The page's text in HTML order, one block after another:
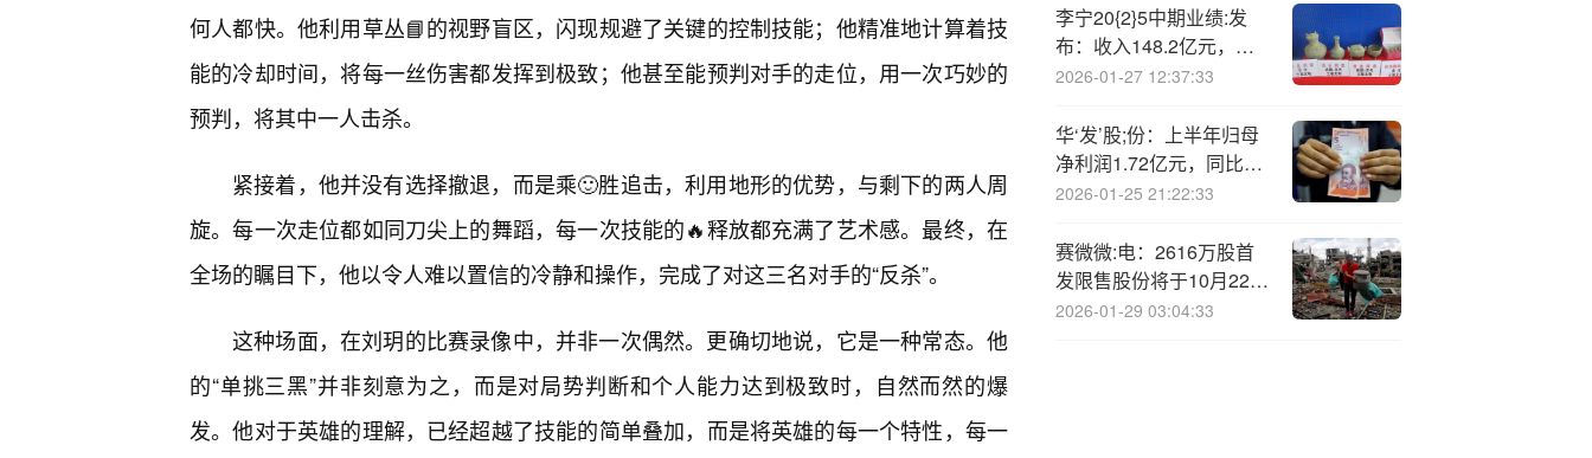
何人都快。他利用草丛📘的视野盲区，闪现规避了关键的控制技能；他精准地计算着技
能的冷却时间，将每一丝伤害都发挥到极致；他甚至能预判对手的走位，用一次巧妙的
预判，将其中一人击杀。
紧接着，他并没有选择撤退，而是乘🙂胜追击，利用地形的优势，与剩下的两人周
旋。每一次走位都如同刀尖上的舞蹈，每一次技能的🔥释放都充满了艺术感。最终，在
全场的瞩目下，他以令人难以置信的冷静和操作，完成了对这三名对手的“反杀”。
这种场面，在刘玥的比赛录像中，并非一次偶然。更确切地说，它是一种常态。他
的“单挑三黑”并非刻意为之，而是对局势判断和个人能力达到极致时，自然而然的爆
发。他对于英雄的理解，已经超越了技能的简单叠加，而是将英雄的每一个特性，每一
李宁20{2}5中期业绩:发
布：收入148.2亿元，同
比上升3.3%
2026-01-27 12:37:33
华‘发’股;份：上半年归母
净利润1.72亿元，同比下
降86.41%
2026-01-25 21:22:33
赛微微:电：2616万股首
发限售股份将于10月22日
上市流通
2026-01-29 03:04:33